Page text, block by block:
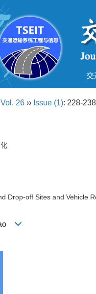
交
Vol. 26 ›› Issue (1): 228-
Drop-off Sites and Vehicle